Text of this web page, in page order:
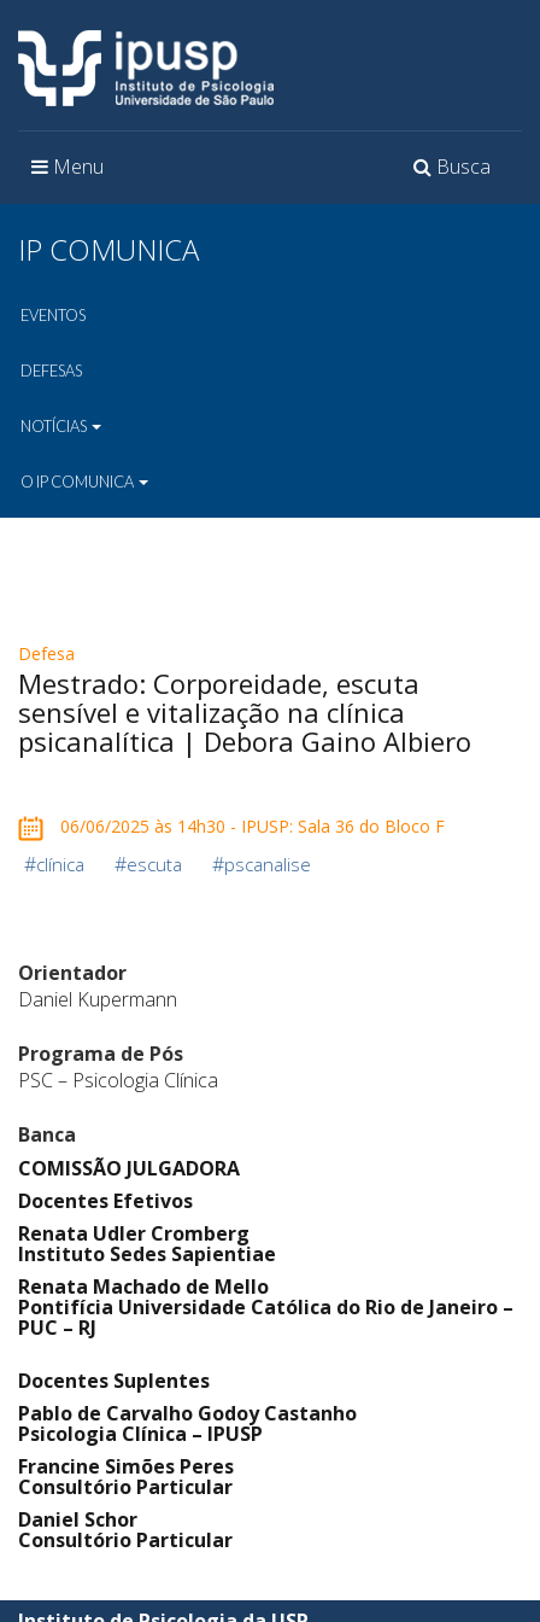
Toggle
Busca
Toggle
Menu
IP COMUNICA
EVENTOS
DEFESAS
NOTÍCIAS
O IP COMUNICA
Defesa
Mestrado: Corporeidade, escuta
sensível e vitalização na clínica
psicanalítica | Debora Gaino Albiero
06/06/2025 às 14h30 - IPUSP: Sala 36 do Bloco F
#clínica #escuta #pscanalise
Orientador
Daniel Kupermann
Programa de Pós
PSC – Psicologia Clínica
Banca
COMISSÃO JULGADORA
Docentes Efetivos
Renata Udler Cromberg
Instituto Sedes Sapientiae
Renata Machado de Mello
Pontifícia Universidade Católica do Rio de Janeiro –
PUC – RJ
Docentes Suplentes
Pablo de Carvalho Godoy Castanho
Psicologia Clínica – IPUSP
Francine Simões Peres
Consultório Particular
Daniel Schor
Consultório Particular